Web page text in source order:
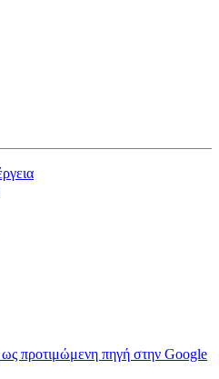
προτιμώμενη πηγή στην Google